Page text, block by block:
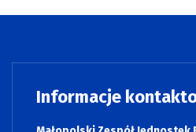
Informacje